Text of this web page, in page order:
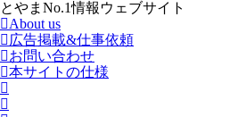
とやまNo.1情報ウェブサイト
About us
広告掲載&仕事依頼
お問い合わせ
本サイトの仕様